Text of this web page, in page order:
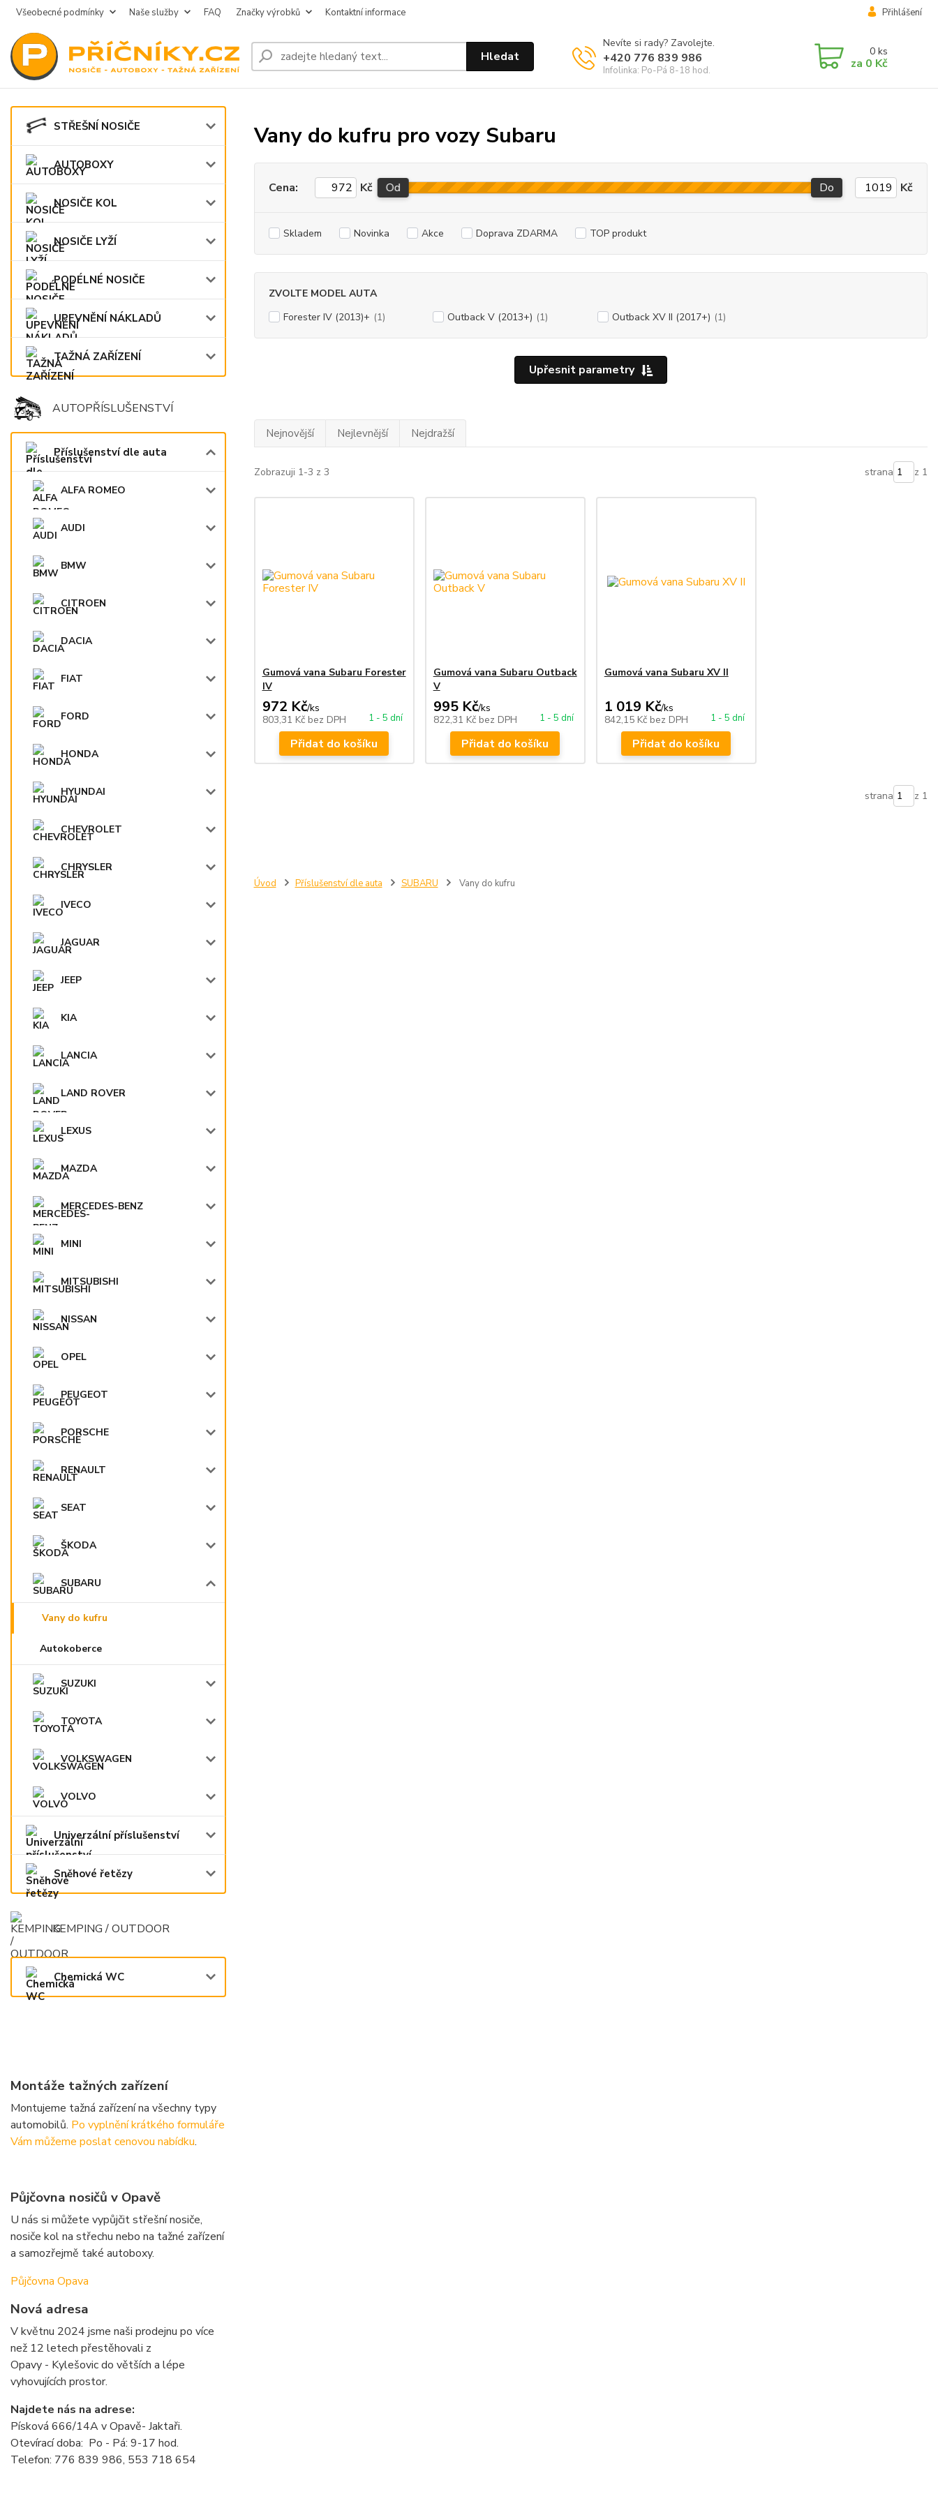
Všeobecné podmínky Naše služby FAQ Značky výrobků Kontaktní informace Přihlášení
Hledat
Nevíte si rady? Zavolejte.
+420 776 839 986
Infolinka: Po-Pá 8-18 hod.
0 ks
za 0 Kč
STŘEŠNÍ NOSIČE
AUTOBOXY
NOSIČE KOL
NOSIČE LYŽÍ
PODÉLNÉ NOSIČE
UPEVNĚNÍ NÁKLADŮ
TAŽNÁ ZAŘÍZENÍ
AUTOPŘÍSLUŠENSTVÍ
Příslušenství dle auta
ALFA ROMEO
AUDI
BMW
CITROEN
DACIA
FIAT
FORD
HONDA
HYUNDAI
CHEVROLET
CHRYSLER
IVECO
JAGUAR
JEEP
KIA
LANCIA
LAND ROVER
LEXUS
MAZDA
MERCEDES-BENZ
MINI
MITSUBISHI
NISSAN
OPEL
PEUGEOT
PORSCHE
RENAULT
SEAT
ŠKODA
SUBARU
Vany do kufru
Autokoberce
SUZUKI
TOYOTA
VOLKSWAGEN
VOLVO
Univerzální příslušenství
Sněhové řetězy
KEMPING / OUTDOOR
Chemická WC
Montáže tažných zařízení
Montujeme tažná zařízení na všechny typy
automobilů. Po vyplnění krátkého formuláře
Vám můžeme poslat cenovou nabídku.
Půjčovna nosičů v Opavě
U nás si můžete vypůjčit střešní nosiče,
nosiče kol na střechu nebo na tažné zařízení
a samozřejmě také autoboxy.
Půjčovna Opava
Nová adresa
V květnu 2024 jsme naši prodejnu po více
než 12 letech přestěhovali z
Opavy - Kylešovic do větších a lépe
vyhovujících prostor.
Najdete nás na adrese:
Písková 666/14A v Opavě- Jaktaři.
Otevírací doba: Po - Pá: 9-17 hod.
Telefon: 776 839 986, 553 718 654
Úvod Příslušenství dle auta SUBARU Vany do kufru
Vany do kufru pro vozy Subaru
Upřesnit parametry
Cena: Kč Od Do Kč
Skladem Novinka Akce Doprava ZDARMA TOP produkt
ZVOLTE MODEL AUTA
Forester IV (2013)+ (1) Outback V (2013+) (1) Outback XV II (2017+) (1)
Nejnovější Nejlevnější Nejdražší
Zobrazuji 1-3 z 3 strana z 1
Gumová vana Subaru Forester
IV
972 Kč/ks
803,31 Kč bez DPH 1 - 5 dní
Přidat do košíku
Gumová vana Subaru Outback
V
995 Kč/ks
822,31 Kč bez DPH 1 - 5 dní
Přidat do košíku
Gumová vana Subaru XV II
1 019 Kč/ks
842,15 Kč bez DPH 1 - 5 dní
Přidat do košíku
strana z 1